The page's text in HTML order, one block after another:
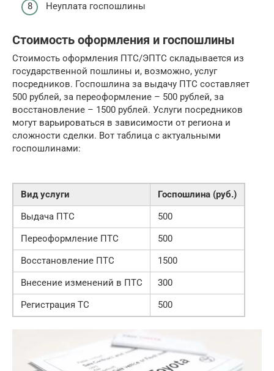
Неуплата госпошлины
Стоимость оформления и госпошлины
Стоимость оформления ПТС/ЭПТС складывается из
государственной пошлины и, возможно, услуг
посредников. Госпошлина за выдачу ПТС составляет
500 рублей, за переоформление – 500 рублей, за
восстановление – 1500 рублей. Услуги посредников
могут варьироваться в зависимости от региона и
сложности сделки. Вот таблица с актуальными
госпошлинами:
Вид услуги
Госпошлина (руб.)
Выдача ПТС
500
Переоформление ПТС
500
Восстановление ПТС
1500
Внесение изменений в ПТС
300
Регистрация ТС
500